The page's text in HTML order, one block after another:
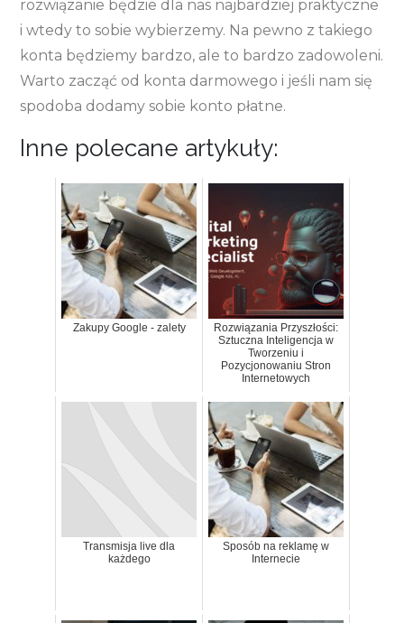
rozwiązanie będzie dla nas najbardziej praktyczne
i wtedy to sobie wybierzemy. Na pewno z takiego
konta będziemy bardzo, ale to bardzo zadowoleni.
Warto zacząć od konta darmowego i jeśli nam się
spodoba dodamy sobie konto płatne.
Inne polecane artykuły:
Zakupy Google - zalety
Rozwiązania Przyszłości:
Sztuczna Inteligencja w
Tworzeniu i
Pozycjonowaniu Stron
Internetowych
Transmisja live dla
każdego
Sposób na reklamę w
Internecie